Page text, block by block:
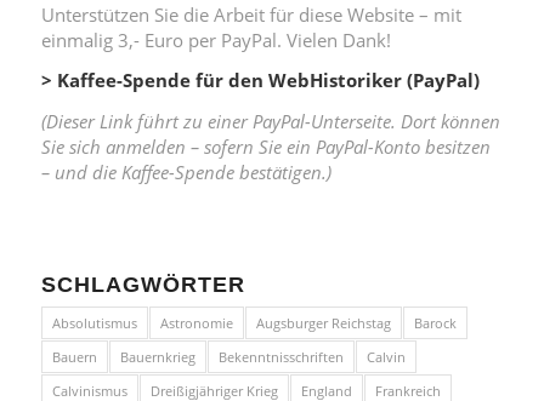
Unterstützen Sie die Arbeit für diese Website – mit
einmalig 3,- Euro per PayPal. Vielen Dank!
> Kaffee-Spende für den WebHistoriker (PayPal)
(Dieser Link führt zu einer PayPal-Unterseite. Dort können
Sie sich anmelden – sofern Sie ein PayPal-Konto besitzen
– und die Kaffee-Spende bestätigen.)
SCHLAGWÖRTER
Absolutismus Astronomie Augsburger Reichstag
Barock
Bauern
Bauernkrieg Bekenntnisschriften
Calvin
Calvinismus
Dreißigjähriger Krieg England
Frankreich